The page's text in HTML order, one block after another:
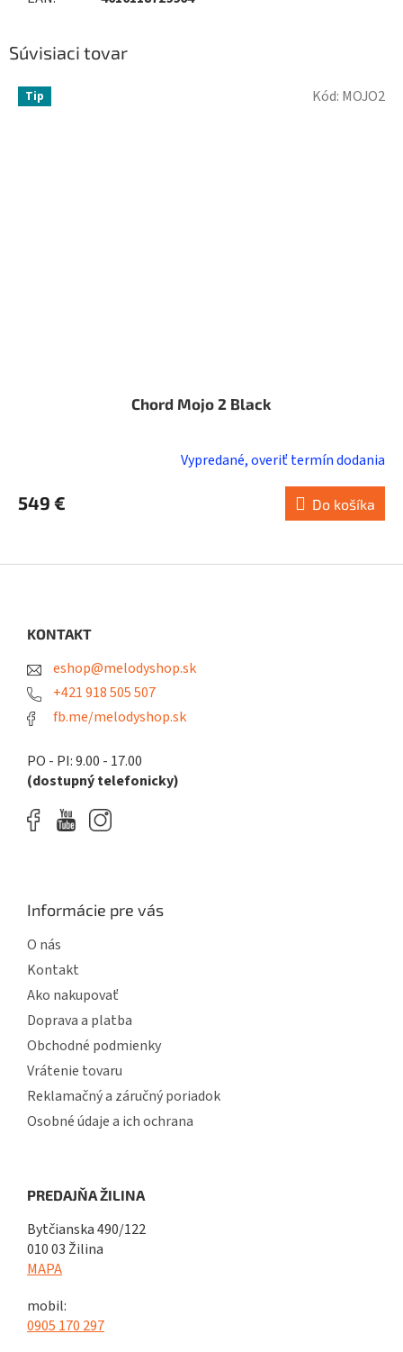
Súvisiaci tovar
Tip
Chord Mojo 2 Black
Vypredané, overiť termín dodania
549 € Do košíka
Kód: MOJO2
KONTAKT
eshop@melodyshop.sk
+421 918 505 507
fb.me/melodyshop.sk
PO - PI: 9.00 - 17.00
(dostupný telefonicky)
Informácie pre vás
O nás
Kontakt
Ako nakupovať
Doprava a platba
Obchodné podmienky
Vrátenie tovaru
Reklamačný a záručný poriadok
Osobné údaje a ich ochrana
PREDAJŇA ŽILINA
Bytčianska 490/122
010 03 Žilina
MAPA
mobil:
0905 170 297